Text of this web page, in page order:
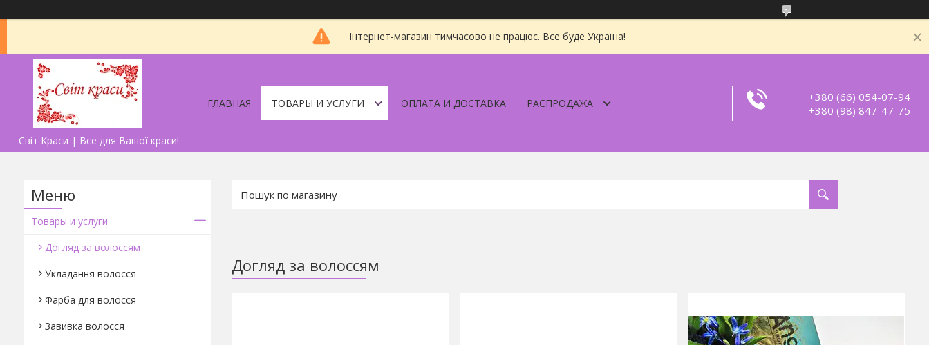
Інтернет-магазин тимчасово не працює. Все буде Україна!
Світ Краси | Все для Вашої краси!
ГЛАВНАЯ ТОВАРЫ И УСЛУГИ ОПЛАТА И ДОСТАВКА РАСПРОДАЖА
+380 (66) 054-07-94
+380 (98) 847-47-75
Догляд за волоссям
Товары и услуги
Догляд за волоссям
Укладання волосся
Фарба для волосся
Завивка волосся